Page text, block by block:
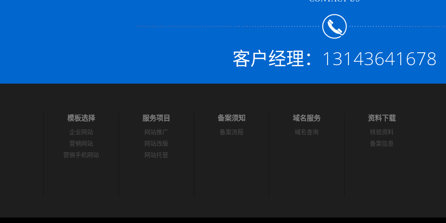
客户经理：13143641678
模板选择
企业网站
营销网站
营销手机网站
服务项目
网站推广
网站改版
网站托管
备案须知
备案流程
域名服务
域名查询
资料下载
核验资料
备案信息